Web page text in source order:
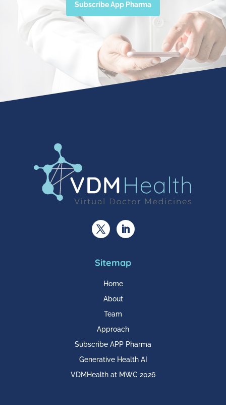
Subscribe App Pharma
Sitemap
Home
About
Team
Approach
Subscribe APP Pharma
Generative Health AI
VDMHealth at MWC 2026